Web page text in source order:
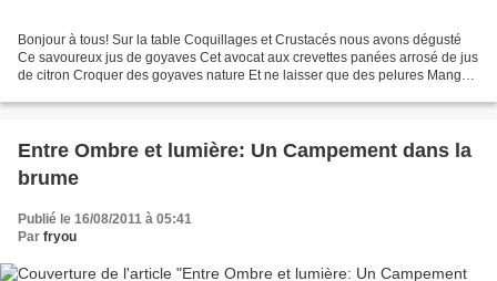
Bonjour à tous! Sur la table Coquillages et Crustacés nous avons dégusté
Ce savoureux jus de goyaves Cet avocat aux crevettes panées arrosé de jus
de citron Croquer des goyaves nature Et ne laisser que des pelures Manger
Entre Ombre et lumière: Un Campement dans la
brume
Publié le 16/08/2011 à 05:41
Par fryou